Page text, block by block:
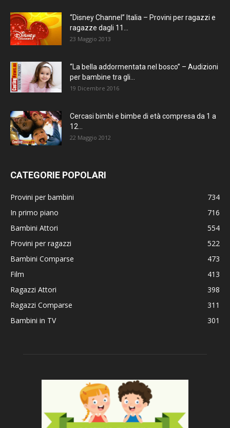
“Disney Channel” Italia – Provini per ragazzi e
ragazze dagli 11...
23 Maggio 2013
“La bella addormentata nel bosco” – Audizioni
per bambine tra gli...
19 Dicembre 2016
Cercasi bimbi e bimbe di età compresa da 1 a
12...
22 Maggio 2012
CATEGORIE POPOLARI
Provini per bambini
734
In primo piano
716
Bambini Attori
554
Provini per ragazzi
522
Bambini Comparse
473
Film
413
Ragazzi Attori
398
Ragazzi Comparse
311
Bambini in TV
301